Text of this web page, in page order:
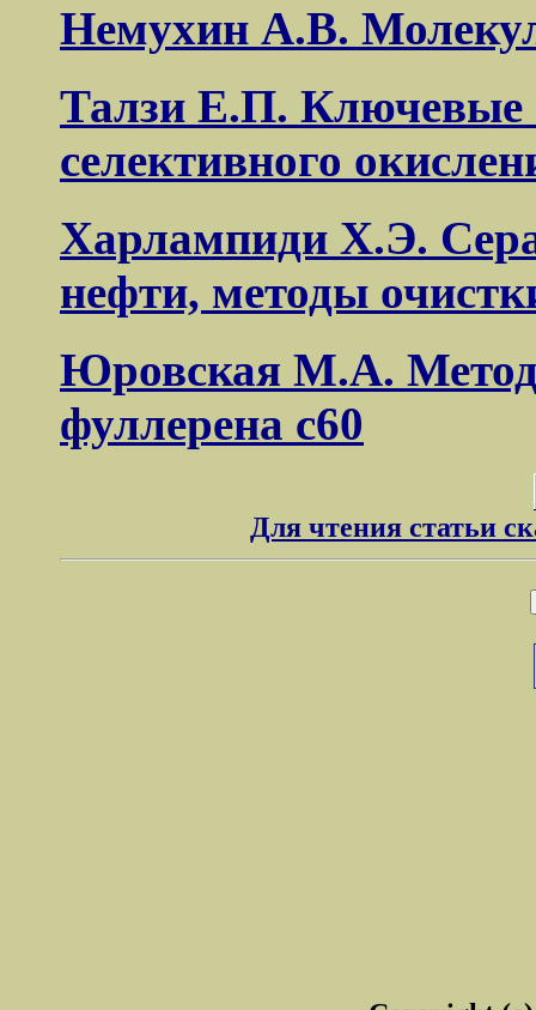
Немухин А.В.
Талзи Е.П. Ключевые
селективного
Харлампиди Х.Э.
нефти, методы
Юровская М.А.
фуллерена с60
Для чтения статьи